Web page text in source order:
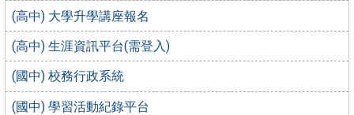
(高中) 大學升學講座報名
(高中) 生涯資訊平台(需登入)
(國中) 校務行政系統
(國中) 學習活動紀錄平台